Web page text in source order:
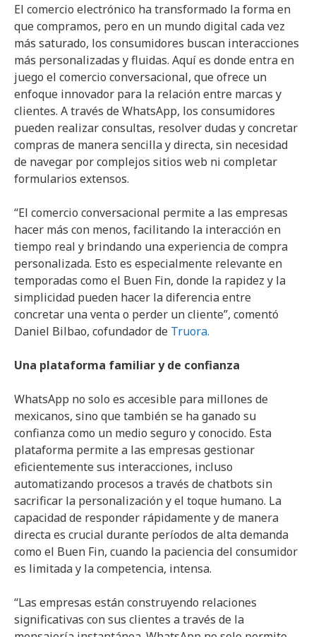
El comercio electrónico ha transformado la forma en
que compramos, pero en un mundo digital cada vez
más saturado, los consumidores buscan interacciones
más personalizadas y fluidas. Aquí es donde entra en
juego el comercio conversacional, que ofrece un
enfoque innovador para la relación entre marcas y
clientes. A través de WhatsApp, los consumidores
pueden realizar consultas, resolver dudas y concretar
compras de manera sencilla y directa, sin necesidad
de navegar por complejos sitios web ni completar
formularios extensos.
“El comercio conversacional permite a las empresas
hacer más con menos, facilitando la interacción en
tiempo real y brindando una experiencia de compra
personalizada. Esto es especialmente relevante en
temporadas como el Buen Fin, donde la rapidez y la
simplicidad pueden hacer la diferencia entre
concretar una venta o perder un cliente”, comentó
Daniel Bilbao, cofundador de Truora.
Una plataforma familiar y de confianza
WhatsApp no solo es accesible para millones de
mexicanos, sino que también se ha ganado su
confianza como un medio seguro y conocido. Esta
plataforma permite a las empresas gestionar
eficientemente sus interacciones, incluso
automatizando procesos a través de chatbots sin
sacrificar la personalización y el toque humano. La
capacidad de responder rápidamente y de manera
directa es crucial durante períodos de alta demanda
como el Buen Fin, cuando la paciencia del consumidor
es limitada y la competencia, intensa.
“Las empresas están construyendo relaciones
significativas con sus clientes a través de la